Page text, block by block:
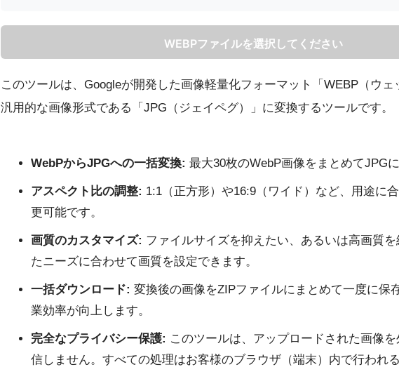
WEBPファイルを選択してください
このツールは、Googleが開発した画像軽量化フォーマット「WEBP（ウェ
汎用的な画像形式である「JPG（ジェイペグ）」に変換するツールです。
WebPからJPGへの一括変換: 最大30枚のWebP画像をまとめてJPG
アスペクト比の調整: 1:1（正方形）や16:9（ワイド）など、用途に
更可能です。
画質のカスタマイズ: ファイルサイズを抑えたい、あるいは高画質
たニーズに合わせて画質を設定できます。
一括ダウンロード: 変換後の画像をZIPファイルにまとめて一度に保
業効率が向上します。
完全なプライバシー保護: このツールは、アップロードされた画像
信しません。すべての処理はお客様のブラウザ（端末）内で行われ